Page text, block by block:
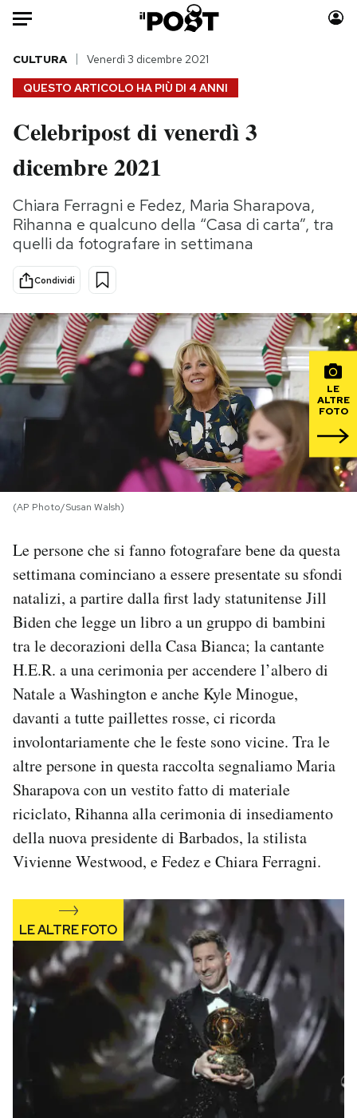
Auto
HOME
Italia
Politica
Tecnologia
Internet
Scienza
Cultura
Economia
Sport
Moda
Storie/Idee
Ok Boomer!
Media
Mondiali calcio 2026
PODCAST
I MIEI PREFERITI
SHOP
CALENDARIO
AREA PERSONALE
Area Personale
Notifiche mobile
Regala il Post
Hai bisogno di aiuto?
Esci
QUESTO ARTICOLO HA PIÙ DI 4 ANNI
CULTURA Venerdì 3 dicembre 2021
Celebripost di venerdì 3
dicembre 2021
Chiara Ferragni e Fedez, Maria Sharapova,
Rihanna e qualcuno della “Casa di carta”, tra
quelli da fotografare in settimana
Condividi
LE
ALTRE
FOTO
(AP Photo/Susan Walsh)
Le persone che si fanno fotografare bene da questa
settimana cominciano a essere presentate su sfondi
natalizi, a partire dalla first lady statunitense Jill
Biden che legge un libro a un gruppo di bambini
tra le decorazioni della Casa Bianca; la cantante
H.E.R. a una cerimonia per accendere l’albero di
Natale a Washington e anche Kyle Minogue,
davanti a tutte paillettes rosse, ci ricorda
involontariamente che le feste sono vicine. Tra le
altre persone in questa raccolta segnaliamo Maria
Sharapova con un vestito fatto di materiale
riciclato, Rihanna alla cerimonia di insediamento
della nuova presidente di Barbados, la stilista
Vivienne Westwood, e Fedez e Chiara Ferragni.